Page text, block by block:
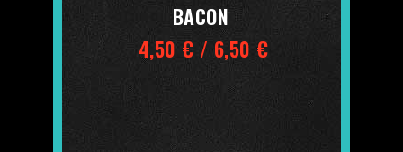
BACON
4,50 € / 6,50 €